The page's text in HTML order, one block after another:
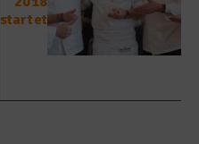
startet